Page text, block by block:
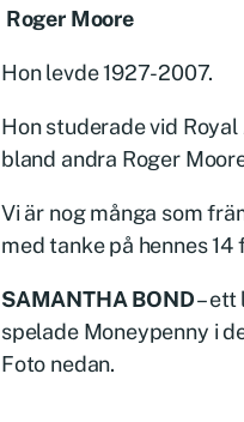
Roger Moore
Hon levde 1927-2007.
Hon studerade vid
bland andra Roger
Vi är nog många som
med tanke på hennes 14
SAMANTHA BOND–
spelade Moneypenny i
Foto nedan.